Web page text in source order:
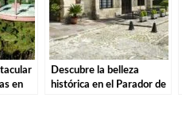
en
Descubre la belleza
histórica en el Parador de